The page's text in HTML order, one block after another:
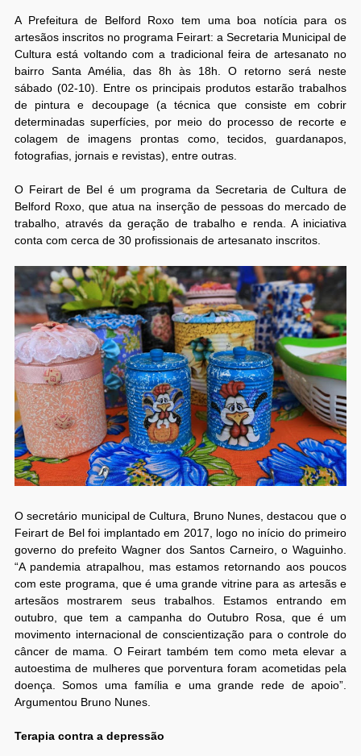
A Prefeitura de Belford Roxo tem uma boa notícia para os
artesãos inscritos no programa Feirart: a Secretaria Municipal de
Cultura está voltando com a tradicional feira de artesanato no
bairro Santa Amélia, das 8h às 18h. O retorno será neste
sábado (02-10). Entre os principais produtos estarão trabalhos
de pintura e decoupage (a técnica que consiste em cobrir
determinadas superfícies, por meio do processo de recorte e
colagem de imagens prontas como, tecidos, guardanapos,
fotografias, jornais e revistas), entre outras.
O Feirart de Bel é um programa da Secretaria de Cultura de
Belford Roxo, que atua na inserção de pessoas do mercado de
trabalho, através da geração de trabalho e renda. A iniciativa
conta com cerca de 30 profissionais de artesanato inscritos.
O secretário municipal de Cultura, Bruno Nunes, destacou que o
Feirart de Bel foi implantado em 2017, logo no início do primeiro
governo do prefeito Wagner dos Santos Carneiro, o Waguinho.
“A pandemia atrapalhou, mas estamos retornando aos poucos
com este programa, que é uma grande vitrine para as artesãs e
artesãos mostrarem seus trabalhos. Estamos entrando em
outubro, que tem a campanha do Outubro Rosa, que é um
movimento internacional de conscientização para o controle do
câncer de mama. O Feirart também tem como meta elevar a
autoestima de mulheres que porventura foram acometidas pela
doença. Somos uma família e uma grande rede de apoio”.
Argumentou Bruno Nunes.
Terapia contra a depressão